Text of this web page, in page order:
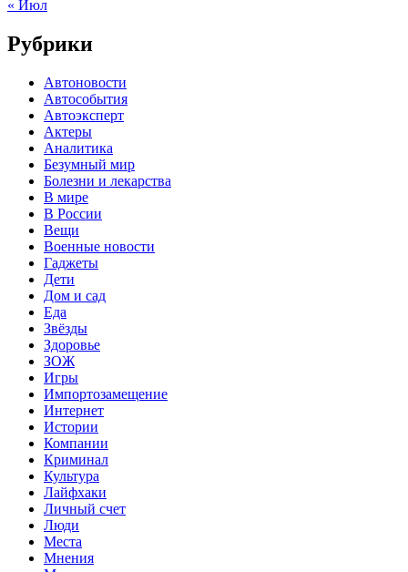
« Июл
Рубрики
Автоновости
Автособытия
Автоэксперт
Актеры
Аналитика
Безумный мир
Болезни и лекарства
В мире
В России
Вещи
Военные новости
Гаджеты
Дети
Дом и сад
Еда
Звёзды
Здоровье
ЗОЖ
Игры
Импортозамещение
Интернет
Истории
Компании
Криминал
Культура
Лайфхаки
Личный счет
Люди
Места
Мнения